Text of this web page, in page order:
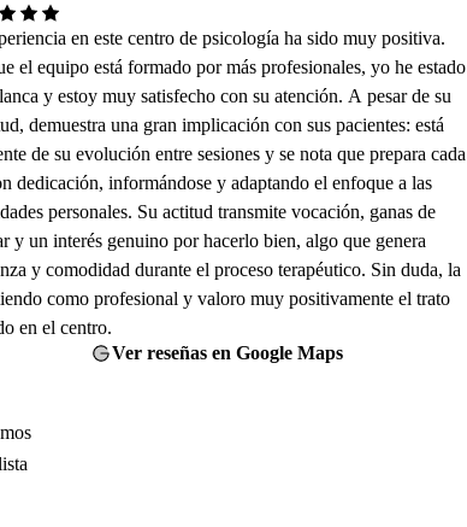
en este centro de psicología ha sido muy positiva.
el equipo está formado por más profesionales, yo he estado
y estoy muy satisfecho con su atención. A pesar de su
demuestra una gran implicación con sus pacientes: está
de su evolución entre sesiones y se nota que prepara cada
dedicación, informándose y adaptando el enfoque a las
personales. Su actitud transmite vocación, ganas de
y un interés genuino por hacerlo bien, algo que genera
y comodidad durante el proceso terapéutico. Sin duda, la
como profesional y valoro muy positivamente el trato
en el centro.
Ver reseñas en Google Maps